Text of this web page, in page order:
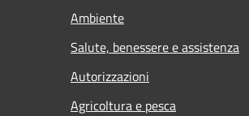
Ambiente
Salute, benessere e assistenza
Autorizzazioni
Agricoltura e pesca